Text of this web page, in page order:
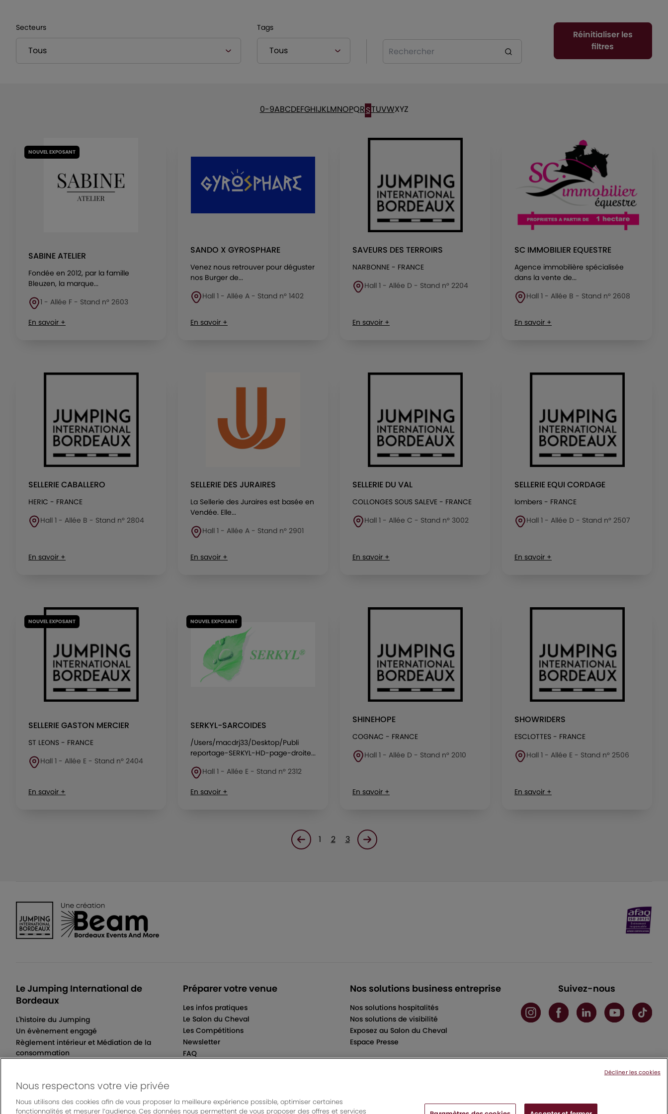
Secteurs Tags
Rechercher
Réinitialiser les
filtres
0-9ABCDEFGHIJKLMNOPQRSTUVWXYZ
NOUVEL EXPOSANT
SABINE ATELIER
Fondée en 2012, par la famille
Bleuzen, la marque...
1 - Allée F - Stand n° 2603
En savoir +
SANDO X GYROSPHARE
Venez nous retrouver pour déguster
nos Burger de...
Hall 1 - Allée A - Stand n° 1402
En savoir +
SAVEURS DES TERROIRS
NARBONNE - FRANCE
Hall 1 - Allée D - Stand n° 2204
En savoir +
SC IMMOBILIER EQUESTRE
Agence immobilière spécialisée
dans la vente de...
Hall 1 - Allée B - Stand n° 2608
En savoir +
SELLERIE CABALLERO
HERIC - FRANCE
Hall 1 - Allée B - Stand n° 2804
En savoir +
SELLERIE DES JURAIRES
La Sellerie des Juraires est basée en
Vendée. Elle...
Hall 1 - Allée A - Stand n° 2901
En savoir +
SELLERIE DU VAL
COLLONGES SOUS SALEVE - FRANCE
Hall 1 - Allée C - Stand n° 3002
En savoir +
SELLERIE EQUI CORDAGE
lombers - FRANCE
Hall 1 - Allée D - Stand n° 2507
En savoir +
NOUVEL EXPOSANT
SELLERIE GASTON MERCIER
ST LEONS - FRANCE
Hall 1 - Allée E - Stand n° 2404
En savoir +
NOUVEL EXPOSANT
SERKYL-SARCOIDES
/Users/macdrj33/Desktop/Publi
reportage-SERKYL-HD-page-droite...
Hall 1 - Allée E - Stand n° 2312
En savoir +
SHINEHOPE
COGNAC - FRANCE
Hall 1 - Allée D - Stand n° 2010
En savoir +
SHOWRIDERS
ESCLOTTES - FRANCE
Hall 1 - Allée E - Stand n° 2506
En savoir +
Page précédente
1 2 3 Page suivante<
Le Jumping International de
Bordeaux
L'histoire du Jumping
Un évènement engagé
Règlement intérieur et Médiation de la
consommation
Préparer votre venue
Les infos pratiques
Le Salon du Cheval
Les Compétitions
Newsletter
FAQ
Nos solutions business entreprise
Nos solutions hospitalités
Nos solutions de visibilité
Exposez au Salon du Cheval
Espace Presse
Suivez-nous
Nous respectons votre vie privée
Nous utilisons des cookies afin de vous proposer la meilleure expérience possible, optimiser certaines
fonctionnalités et mesurer l’audience. Ces données nous permettent de vous proposer des offres et services
Décliner les cookies